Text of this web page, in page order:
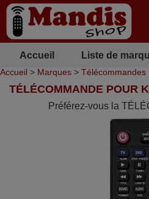
Accueil Liste de
Accueil > Marques > Télécommandes
TÉLÉCOMMANDE POUR
Préférez-vous la